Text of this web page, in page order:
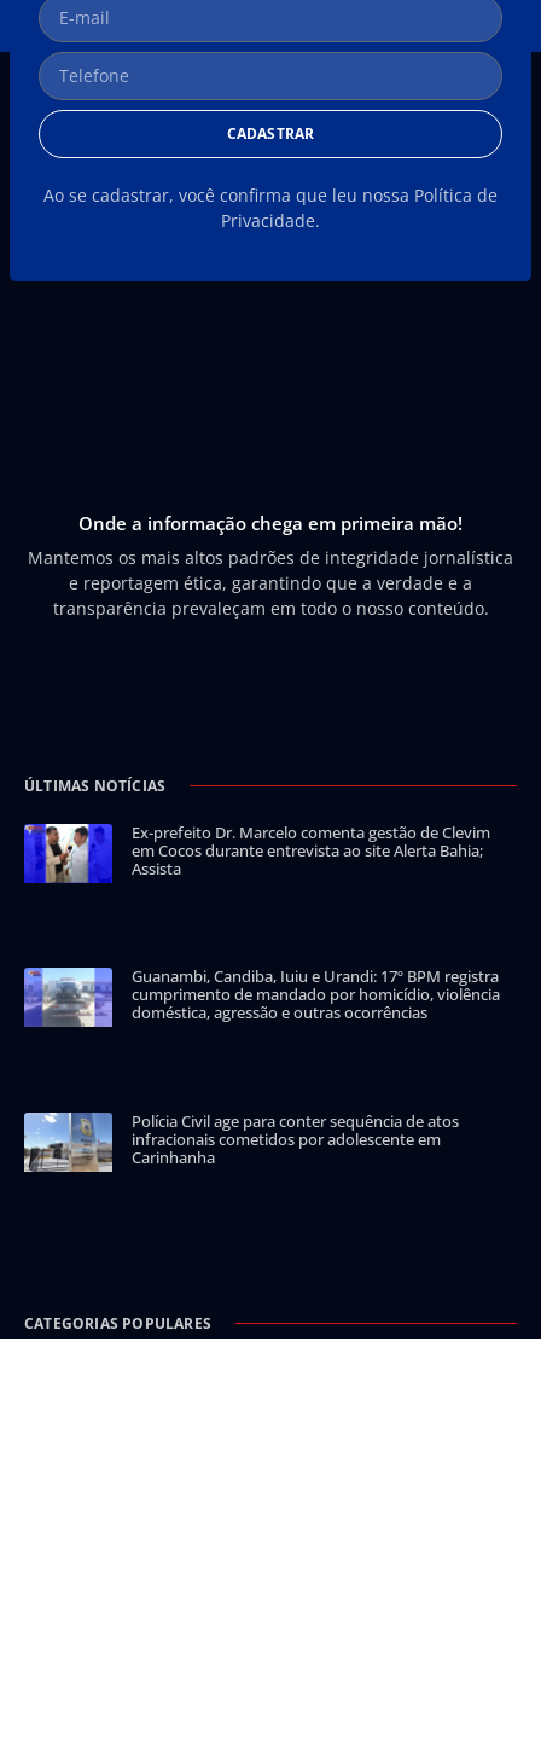
CADASTRAR
Ao se cadastrar, você confirma que leu nossa Política de
Privacidade.
Onde a informação chega em primeira mão!
Mantemos os mais altos padrões de integridade jornalística
e reportagem ética, garantindo que a verdade e a
transparência prevaleçam em todo o nosso conteúdo.
ÚLTIMAS NOTÍCIAS
Ex-prefeito Dr. Marcelo comenta gestão de Clevim
em Cocos durante entrevista ao site Alerta Bahia;
Assista
Guanambi, Candiba, Iuiu e Urandi: 17º BPM registra
cumprimento de mandado por homicídio, violência
doméstica, agressão e outras ocorrências
Polícia Civil age para conter sequência de atos
infracionais cometidos por adolescente em
Carinhanha
CATEGORIAS POPULARES